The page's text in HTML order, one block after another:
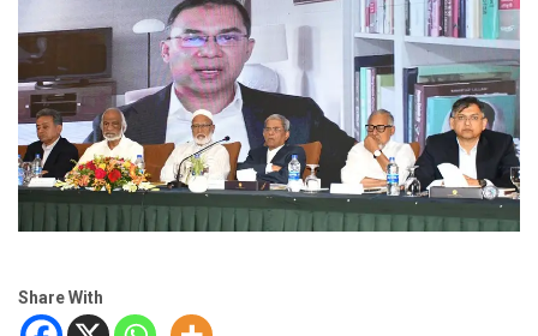
Share With